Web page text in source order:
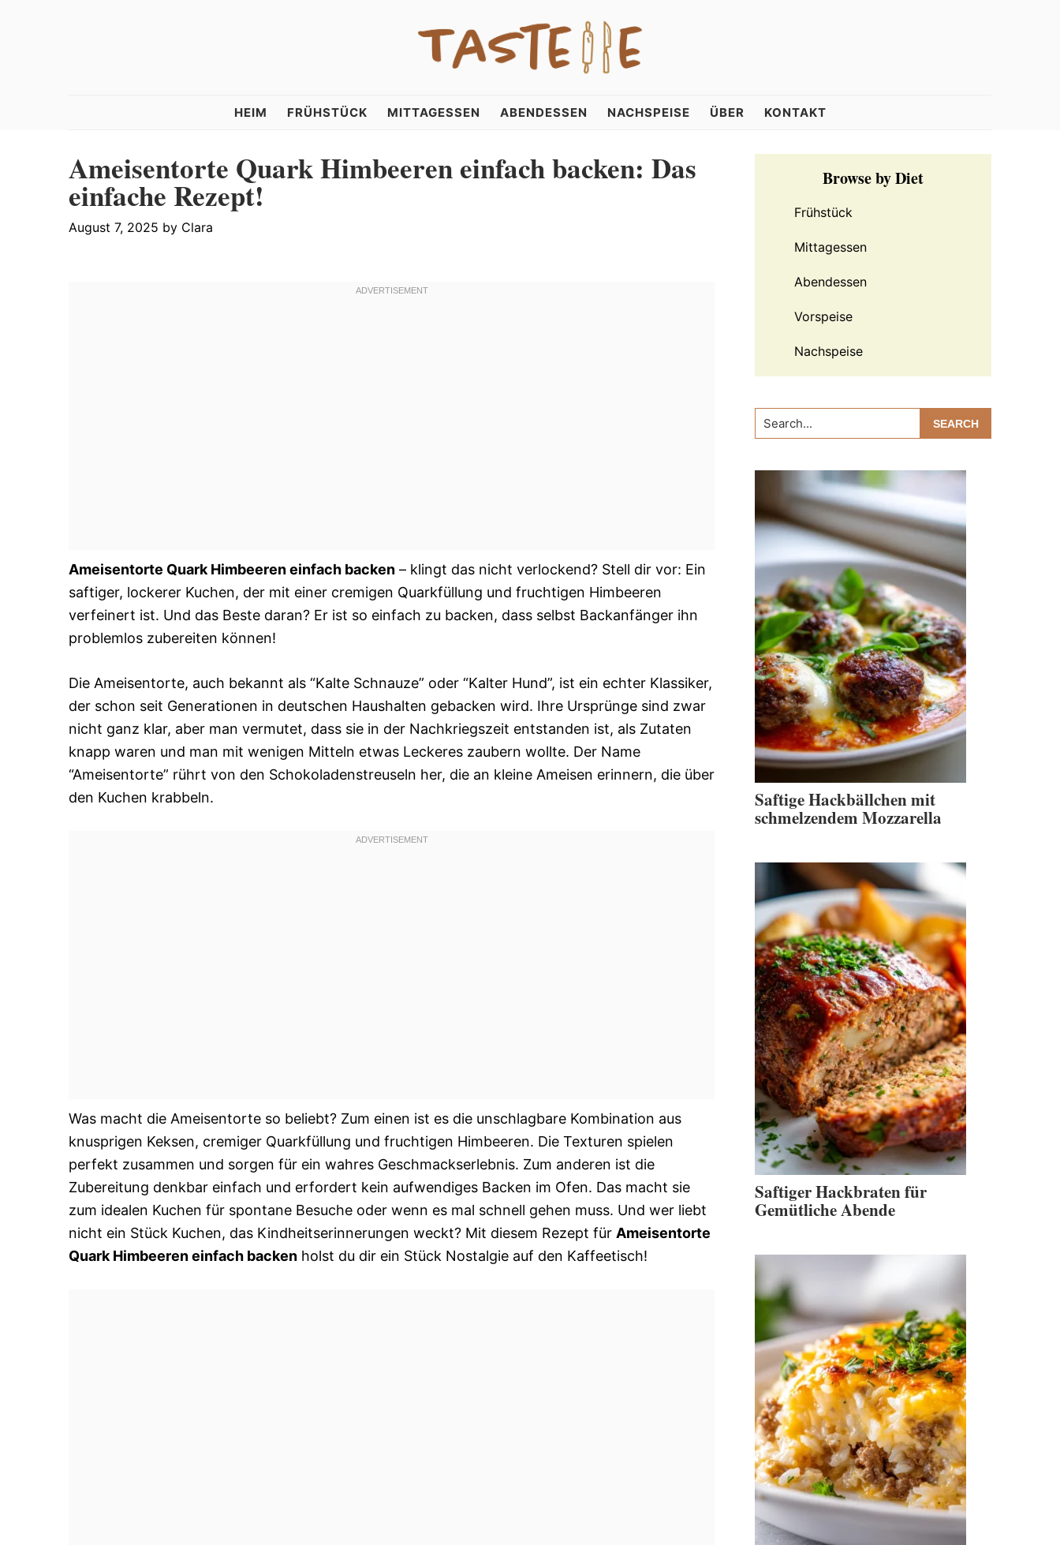
HEIM FRÜHSTÜCK MITTAGESSEN ABENDESSEN NACHSPEISE ÜBER KONTAKT
Ameisentorte Quark Himbeeren einfach backen: Das
einfache Rezept!
August 7, 2025 by Clara
Ameisentorte Quark Himbeeren einfach backen – klingt das nicht verlockend? Stell dir vor: Ein
saftiger, lockerer Kuchen, der mit einer cremigen Quarkfüllung und fruchtigen Himbeeren
verfeinert ist. Und das Beste daran? Er ist so einfach zu backen, dass selbst Backanfänger ihn
problemlos zubereiten können!
Die Ameisentorte, auch bekannt als “Kalte Schnauze” oder “Kalter Hund”, ist ein echter Klassiker,
der schon seit Generationen in deutschen Haushalten gebacken wird. Ihre Ursprünge sind zwar
nicht ganz klar, aber man vermutet, dass sie in der Nachkriegszeit entstanden ist, als Zutaten
knapp waren und man mit wenigen Mitteln etwas Leckeres zaubern wollte. Der Name
“Ameisentorte” rührt von den Schokoladenstreuseln her, die an kleine Ameisen erinnern, die über
den Kuchen krabbeln.
Was macht die Ameisentorte so beliebt? Zum einen ist es die unschlagbare Kombination aus
knusprigen Keksen, cremiger Quarkfüllung und fruchtigen Himbeeren. Die Texturen spielen
perfekt zusammen und sorgen für ein wahres Geschmackserlebnis. Zum anderen ist die
Zubereitung denkbar einfach und erfordert kein aufwendiges Backen im Ofen. Das macht sie
zum idealen Kuchen für spontane Besuche oder wenn es mal schnell gehen muss. Und wer liebt
nicht ein Stück Kuchen, das Kindheitserinnerungen weckt? Mit diesem Rezept für Ameisentorte
Quark Himbeeren einfach backen holst du dir ein Stück Nostalgie auf den Kaffeetisch!
Primary
SidebarBrowse by Diet
Frühstück
Mittagessen
Abendessen
Vorspeise
Nachspeise
Search...
Saftige Hackbällchen mit
schmelzendem Mozzarella
Saftiger Hackbraten für
Gemütliche Abende